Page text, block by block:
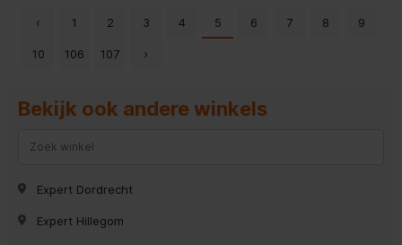
‹ 1 2 3 4 5 6 7 8 9
10 106 107 ›
Bekijk ook andere winkels
Expert Dordrecht
Expert Hillegom